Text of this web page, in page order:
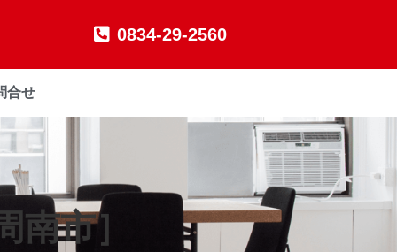
0834-29-2560
合せ
市］